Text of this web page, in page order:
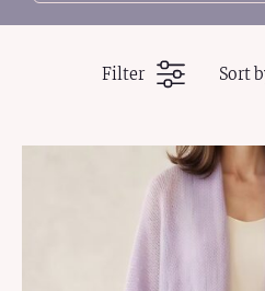
Filter Sort